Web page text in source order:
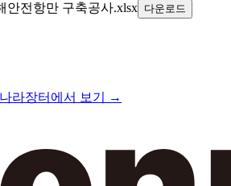
안전항만 구축공사.xlsx 다운로드
나라장터에서 보기 →